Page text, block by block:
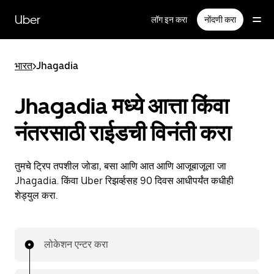
सामग्रीवरUber लॉग इन करा नोंदणी करा
भारत>Jhagadia
Jhagadia मध्ये आत्ता किंवा
नंतरसाठी राईडची विनंती करा
तुमचे ट्रिप तपशील जोडा, बसा आणि आत आणि आजूबाजूला जा
Jhagadia. किंवा Uber रिझर्व्हसह 90 दिवस आधीपर्यंत कधीही
शेड्युल करा.
लोकेशन एन्टर करा